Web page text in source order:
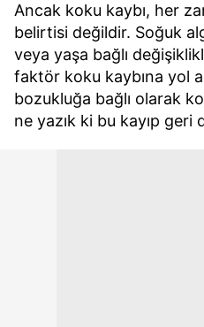
Ancak koku kaybı, her
belirtisi değildir. Soğuk
veya yaşa bağlı
faktör koku kaybına yol
bozukluğa bağlı olarak
ne yazık ki bu kayıp geri